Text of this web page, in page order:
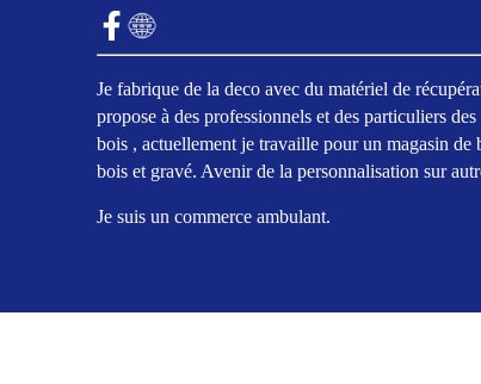
Je fabrique de la deco avec du matériel de
propose à des professionnels et des particuliers
bois , actuellement je travaille pour un magasin de
bois et gravé. Avenir de la personnalisation sur
Je suis un commerce ambulant.